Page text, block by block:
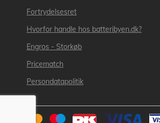
Fortrydelsesret
Hvorfor handle hos batteribyen.dk?
Engros - Storkøb
Pricematch
Persondatapolitik